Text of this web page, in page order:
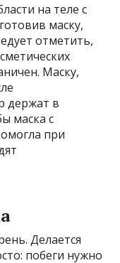
на теле с
маску,
отметить,
Маску,
держат в
маска с
при
Делается
побеги нужно